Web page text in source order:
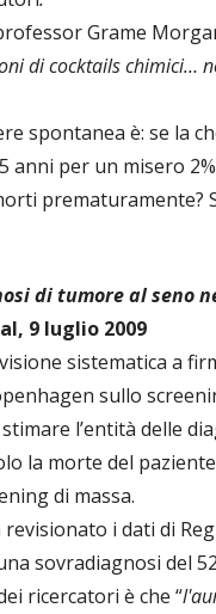
Grame
di cocktails chimici…
spontanea è: se la
anni per un misero
prematuramente?
di tumore al seno
9 luglio 2009
sistematica a
sullo
l’entità delle
la morte del
di massa.
i dati di
sovradiagnosi del
ricercatori è che “